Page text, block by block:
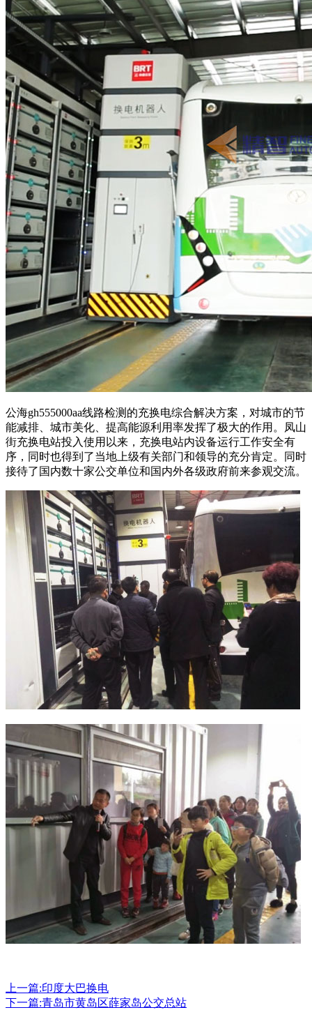
公海gh555000aa线路检测的充换电综合解决方案，对城市的节
能减排、城市美化、提高能源利用率发挥了极大的作用。凤山
街充换电站投入使用以来，充换电站内设备运行工作安全有
序，同时也得到了当地上级有关部门和领导的充分肯定。同时
接待了国内数十家公交单位和国内外各级政府前来参观交流。
上一篇:印度大巴换电
下一篇:青岛市黄岛区薛家岛公交总站